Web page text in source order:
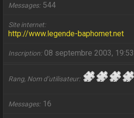
Messages 544
Site internet
http://www.legende-baphomet.net
Inscription 08 septembre 2003, 19:53
Rang, Nom d’utilisateur
Messages 16